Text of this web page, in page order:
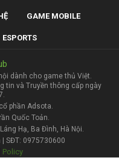
GAME MOBILE
ESPORTS
dành cho game thủ Việt.
tin và Truyền thông cấp ngày
phần Adsota.
Quốc Toản.
Hạ, Ba Đình, Hà Nội.
| SĐT: 0975730600
Policy